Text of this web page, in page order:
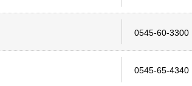
0545-60-3300
0545-65-4340